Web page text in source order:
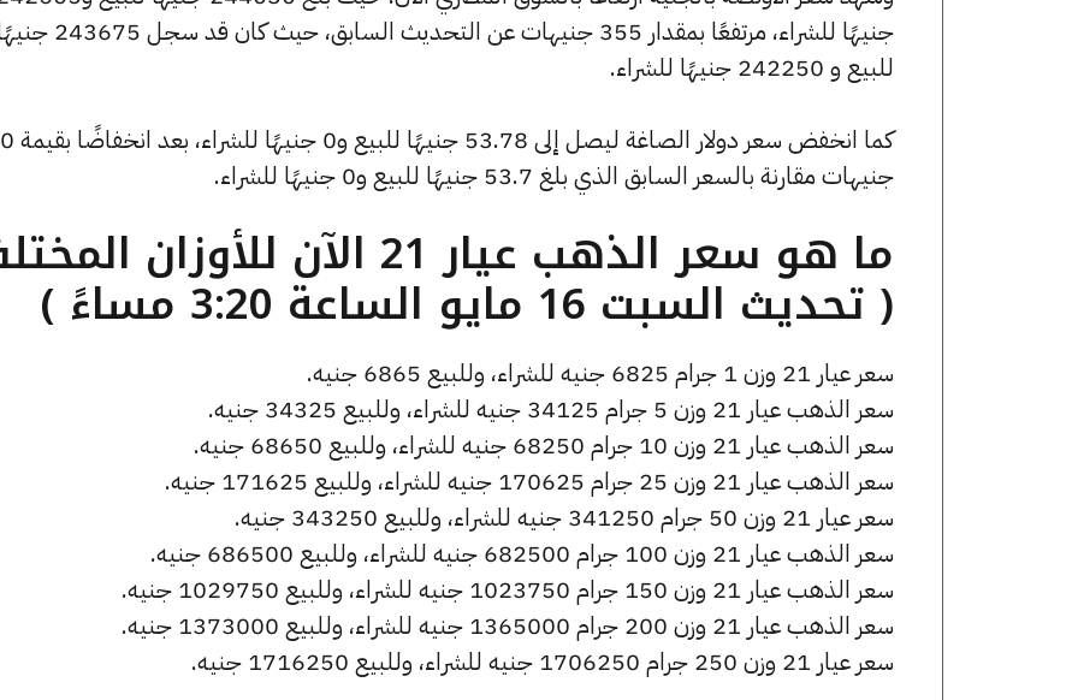
جنيهًا للشراء، مرتفعًا بمقدار 355 جنيهات عن التحديث السابق، حيث كان قد
للبيع و 242250 جنيهًا للشراء.
كما انخفض سعر دولار الصاغة ليصل إلى 53.78 جنيهًا للبيع و0 جنيهًا للشراء، بعد انخفاضًا بقيمة 0
جنيهات مقارنة بالسعر السابق الذي بلغ 53.7 جنيهًا للبيع و0 جنيهًا للشراء.
ما هو سعر الذهب عيار 21 الآن للأوزان
( تحديث السبت 16 مايو الساعة 3:20 مساءً )
سعر عيار 21 وزن 1 جرام 6825 جنيه للشراء، وللبيع 6865 جنيه.
سعر الذهب عيار 21 وزن 5 جرام 34125 جنيه للشراء، وللبيع 34325 جنيه.
سعر الذهب عيار 21 وزن 10 جرام 68250 جنيه للشراء، وللبيع 68650 جنيه.
سعر الذهب عيار 21 وزن 25 جرام 170625 جنيه للشراء، وللبيع 171625 جنيه.
سعر عيار 21 وزن 50 جرام 341250 جنيه للشراء، وللبيع 343250 جنيه.
سعر الذهب عيار 21 وزن 100 جرام 682500 جنيه للشراء، وللبيع 686500 جنيه.
سعر الذهب عيار 21 وزن 150 جرام 1023750 جنيه للشراء، وللبيع 1029750 جنيه.
سعر الذهب عيار 21 وزن 200 جرام 1365000 جنيه للشراء، وللبيع 1373000 جنيه.
سعر عيار 21 وزن 250 جرام 1706250 جنيه للشراء، وللبيع 1716250 جنيه.